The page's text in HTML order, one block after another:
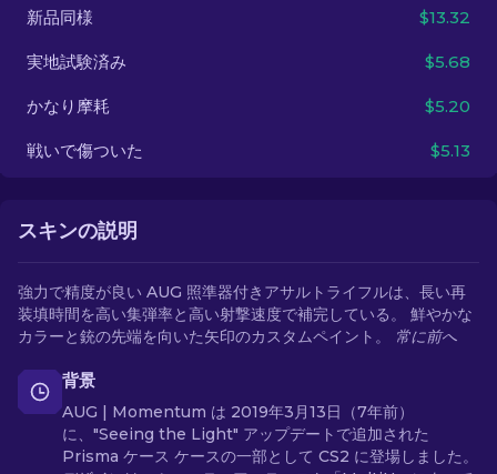
新品同様 $13.32
実地試験済み $5.68
かなり摩耗 $5.20
戦いで傷ついた $5.13
スキンの説明
強力で精度が良い AUG 照準器付きアサルトライフルは、長い再
装填時間を高い集弾率と高い射撃速度で補完している。 鮮やかな
カラーと銃の先端を向いた矢印のカスタムペイント。
常に前へ
背景
AUG | Momentum は 2019年3月13日（7年前）
に、"Seeing the Light" アップデートで追加された
Prisma ケース ケースの一部として CS2 に登場しました。